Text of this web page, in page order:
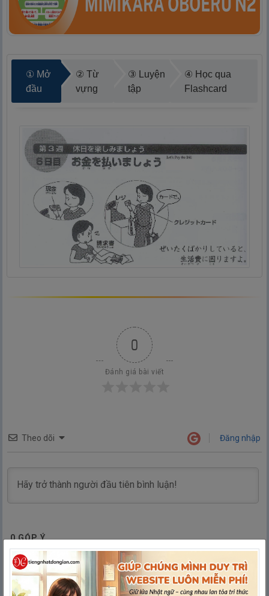
① Mở
đầu
② Từ
vựng
③ Luyện
tập
④ Học qua
Flashcard
0
Đánh giá bài viết
Theo dõi Đăng nhập
0GÓP Ý
Tuần 1 - Hãy cùng làm việc nhà nào!
しょう)
1. Ngày 1: Trong nhà bếp / trong phòng khách| 1日目 キッチン